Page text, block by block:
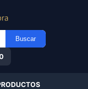
Buscar